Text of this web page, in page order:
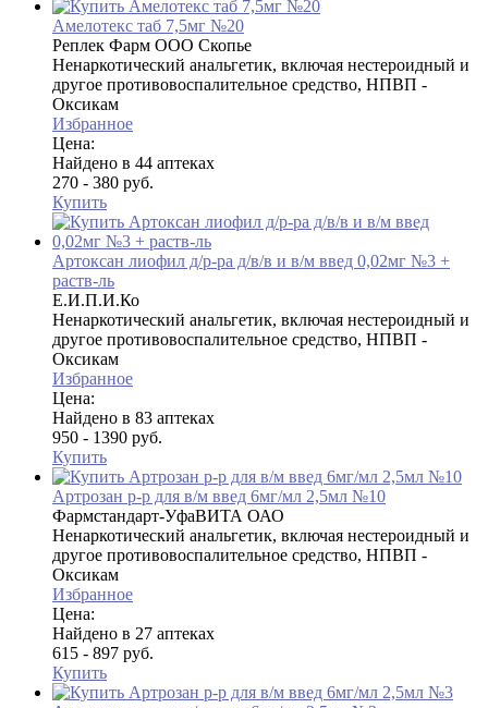
Амелотекс таб 7,5мг №20
Реплек Фарм ООО Скопье
Ненаркотический анальгетик, включая нестероидный и
другое противовоспалительное средство, НПВП -
Оксикам
Избранное
Цена:
Найдено в 44 аптеках
270 - 380 руб.
Купить
Артоксан лиофил д/р-ра д/в/в и в/м введ 0,02мг №3 +
раств-ль
Е.И.П.И.Ко
Ненаркотический анальгетик, включая нестероидный и
другое противовоспалительное средство, НПВП -
Оксикам
Избранное
Цена:
Найдено в 83 аптеках
950 - 1390 руб.
Купить
Артрозан р-р для в/м введ 6мг/мл 2,5мл №10
Фармстандарт-УфаВИТА ОАО
Ненаркотический анальгетик, включая нестероидный и
другое противовоспалительное средство, НПВП -
Оксикам
Избранное
Цена:
Найдено в 27 аптеках
615 - 897 руб.
Купить